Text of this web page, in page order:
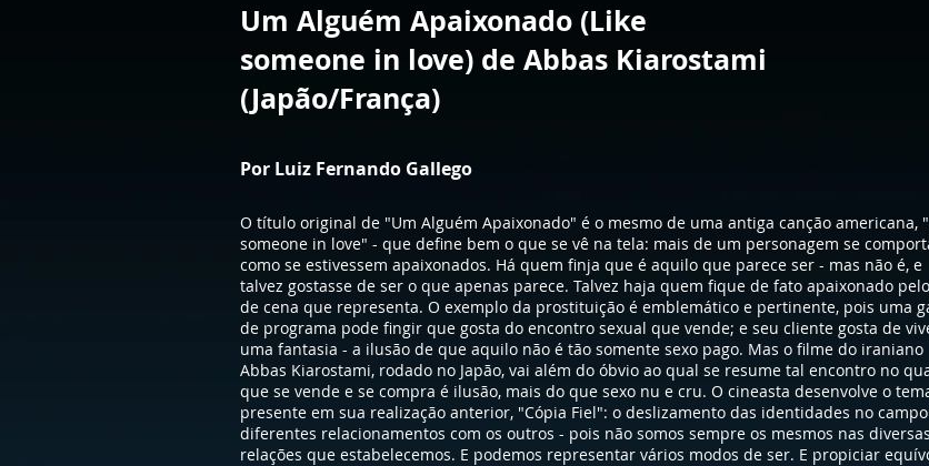
Um Alguém Apaixonado (Like
someone in love) de Abbas Kiarostami
(Japão/França)
Por Luiz Fernando Gallego
O título original de "Um Alguém Apaixonado" é o mesmo de uma antiga canção americana,
someone in love" - que define bem o que se vê na tela: mais de um personagem se
como se estivessem apaixonados. Há quem finja que é aquilo que parece ser - mas não é, e
talvez gostasse de ser o que apenas parece. Talvez haja quem fique de fato apaixonado
de cena que representa. O exemplo da prostituição é emblemático e pertinente, pois uma
de programa pode fingir que gosta do encontro sexual que vende; e seu cliente gosta de
uma fantasia - a ilusão de que aquilo não é tão somente sexo pago. Mas o filme do iraniano
Abbas Kiarostami, rodado no Japão, vai além do óbvio ao qual se resume tal encontro no
que se vende e se compra é ilusão, mais do que sexo nu e cru. O cineasta desenvolve o
presente em sua realização anterior, "Cópia Fiel": o deslizamento das identidades no
diferentes relacionamentos com os outros - pois não somos sempre os mesmos nas diversas
relações que estabelecemos. E podemos representar vários modos de ser. E propiciar